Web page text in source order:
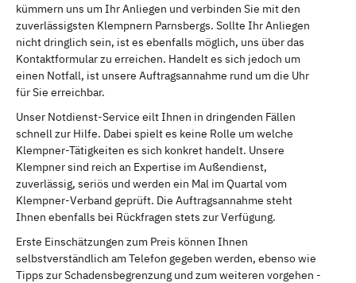
kümmern uns um Ihr Anliegen und verbinden Sie mit den
zuverlässigsten Klempnern Parnsbergs. Sollte Ihr Anliegen
nicht dringlich sein, ist es ebenfalls möglich, uns über das
Kontaktformular zu erreichen. Handelt es sich jedoch um
einen Notfall, ist unsere Auftragsannahme rund um die Uhr
für Sie erreichbar.
Unser Notdienst-Service eilt Ihnen in dringenden Fällen
schnell zur Hilfe. Dabei spielt es keine Rolle um welche
Klempner-Tätigkeiten es sich konkret handelt. Unsere
Klempner sind reich an Expertise im Außendienst,
zuverlässig, seriös und werden ein Mal im Quartal vom
Klempner-Verband geprüft. Die Auftragsannahme steht
Ihnen ebenfalls bei Rückfragen stets zur Verfügung.
Erste Einschätzungen zum Preis können Ihnen
selbstverständlich am Telefon gegeben werden, ebenso wie
Tipps zur Schadensbegrenzung und zum weiteren vorgehen -